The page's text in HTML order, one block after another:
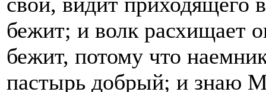
бежит; и волк расхищает
бежит, потому что
пастырь добрый; и знаю